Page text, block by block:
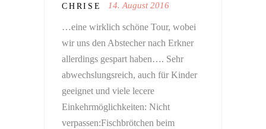
CHRISE 14. August 2016
…eine wirklich schöne Tour, wobei
wir uns den Abstecher nach Erkner
allerdings gespart haben…. Sehr
abwechslungsreich, auch für Kinder
geeignet und viele lecere
Einkehrmöglichkeiten: Nicht
verpassen:Fischbrötchen beim